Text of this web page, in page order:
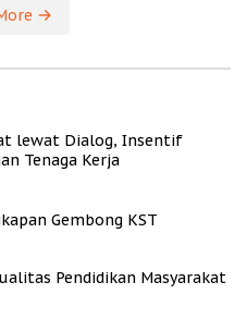
lewat Dialog, Insentif
Tenaga Kerja
Gembong KST
Pendidikan Masyarakat